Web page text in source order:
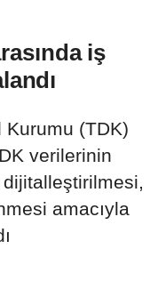
iş
Kurumu (TDK)
verilerinin
amacıyla